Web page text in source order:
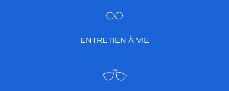
ENTRETIEN À VIE